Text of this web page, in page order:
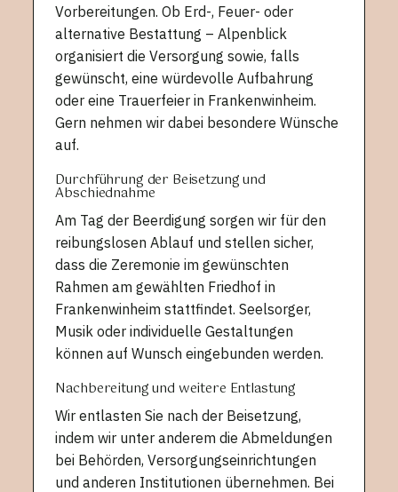
Vorbereitungen. Ob Erd-, Feuer- oder
alternative Bestattung – Alpenblick
organisiert die Versorgung sowie, falls
gewünscht, eine würdevolle Aufbahrung
oder eine Trauerfeier in Frankenwinheim.
Gern nehmen wir dabei besondere Wünsche
auf.
Durchführung der Beisetzung und
Abschiednahme
Am Tag der Beerdigung sorgen wir für den
reibungslosen Ablauf und stellen sicher,
dass die Zeremonie im gewünschten
Rahmen am gewählten Friedhof in
Frankenwinheim stattfindet. Seelsorger,
Musik oder individuelle Gestaltungen
können auf Wunsch eingebunden werden.
Nachbereitung und weitere Entlastung
Wir entlasten Sie nach der Beisetzung,
indem wir unter anderem die Abmeldungen
bei Behörden, Versorgungseinrichtungen
und anderen Institutionen übernehmen. Bei